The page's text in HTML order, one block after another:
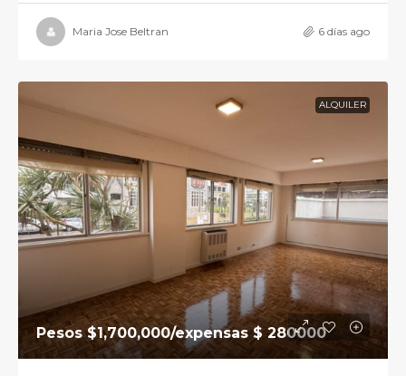
Maria Jose Beltran 6 días ago
ALQUILER
Pesos$1,700,000/expensas $ 280000